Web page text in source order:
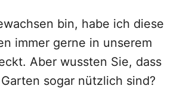
bin, habe ich diese
immer gerne in unserem
Aber wussten Sie, dass
sogar nützlich sind?